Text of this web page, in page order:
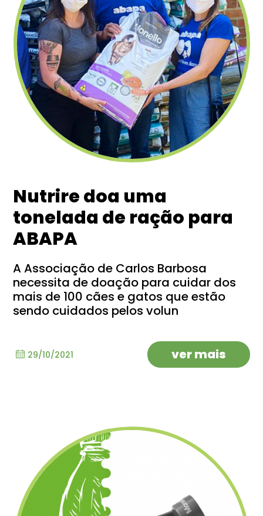
Nutrire doa uma
tonelada de ração para
ABAPA
A Associação de Carlos Barbosa
necessita de doação para cuidar dos
mais de 100 cães e gatos que estão
sendo cuidados pelos volun
29/10/2021 ver mais